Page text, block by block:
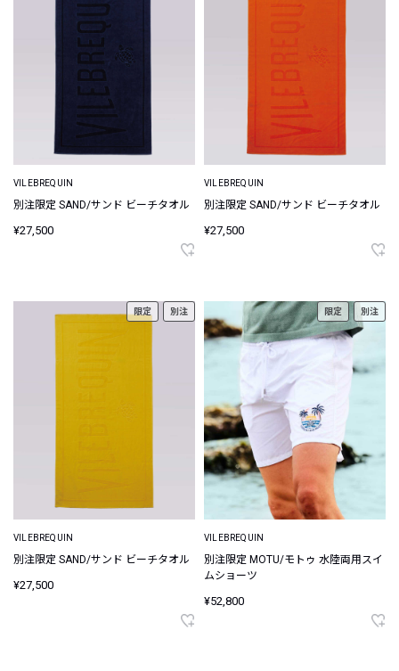
VILEBREQUIN
別注限定 SAND/サンド ビーチタオル
¥27,500
VILEBREQUIN
別注限定 SAND/サンド ビーチタオル
¥27,500
限定 別注
VILEBREQUIN
別注限定 SAND/サンド ビーチタオル
¥27,500
限定 別注
VILEBREQUIN
別注限定 MOTU/モトゥ 水陸両用スイ
ムショーツ
¥52,800